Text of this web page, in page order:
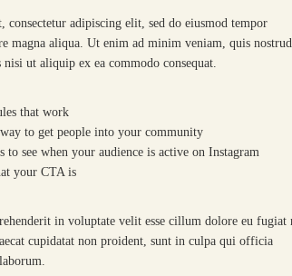
consectetur adipiscing elit, sed do eiusmod tempor
magna aliqua. Ut enim ad minim veniam, quis nostrud
ut aliquip ex ea commodo consequat.
that work
to get people into your community
see when your audience is active on Instagram
your CTA is
in voluptate velit esse cillum dolore eu fugiat
cupidatat non proident, sunt in culpa qui officia